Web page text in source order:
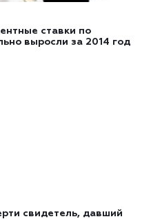
ставки по
выросли за 2014 год
свидетель, давший